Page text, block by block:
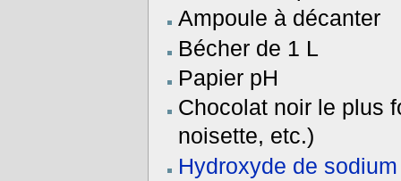
Ampoule à décanter
Bécher de 1 L
Papier pH
Chocolat noir le plus
noisette, etc.)
Hydroxyde de sodium